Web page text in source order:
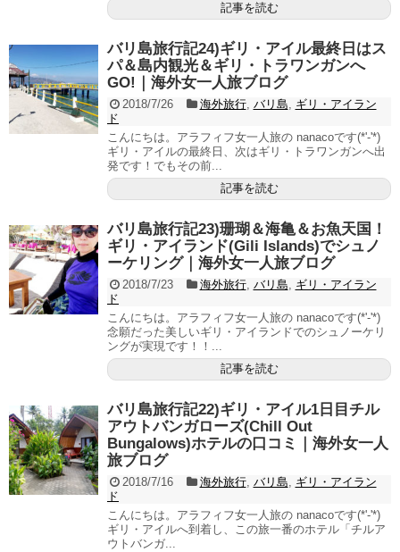
記事を読む
バリ島旅行記24)ギリ・アイル最終日はス
パ＆島内観光＆ギリ・トラワンガンへ
GO!｜海外女一人旅ブログ
2018/7/26 海外旅行, バリ島, ギリ・アイラン
ド
こんにちは。アラフィフ女一人旅の nanacoです(*'-'*)
ギリ・アイルの最終日、次はギリ・トラワンガンへ出
発です！でもその前...
記事を読む
バリ島旅行記23)珊瑚＆海亀＆お魚天国！
ギリ・アイランド(Gili Islands)でシュノ
ーケリング｜海外女一人旅ブログ
2018/7/23 海外旅行, バリ島, ギリ・アイラン
ド
こんにちは。アラフィフ女一人旅の nanacoです(*'-'*)
念願だった美しいギリ・アイランドでのシュノーケリ
ングが実現です！！...
記事を読む
バリ島旅行記22)ギリ・アイル1日目チル
アウトバンガローズ(Chill Out
Bungalows)ホテルの口コミ｜海外女一人
旅ブログ
2018/7/16 海外旅行, バリ島, ギリ・アイラン
ド
こんにちは。アラフィフ女一人旅の nanacoです(*'-'*)
ギリ・アイルへ到着し、この旅一番のホテル「チルア
ウトバンガ...